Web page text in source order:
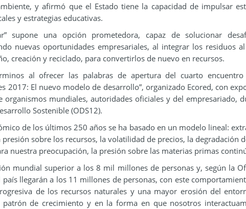
y afirmó que el Estado tiene la capacidad de impulsar
y estrategias educativas.
supone una opción prometedora, capaz de solucionar
nuevas oportunidades empresariales, al integrar los residuos
creación y reciclado, para convertirlos de nuevo en recursos.
al ofrecer las palabras de apertura del cuarto
2017: El nuevo modelo de desarrollo”, organizado Ecored, con
organismos mundiales, autoridades oficiales y del empresariado,
Sostenible (ODS12).
de los últimos 250 años se ha basado en un modelo lineal:
sobre los recursos, la volatilidad de precios, la degradación
nuestra preocupación, la presión sobre las materias primas
mundial superior a los 8 mil millones de personas y, según la
país llegarán a los 11 millones de personas, con este
de los recursos naturales y una mayor erosión del
de crecimiento y en la forma en que nosotros